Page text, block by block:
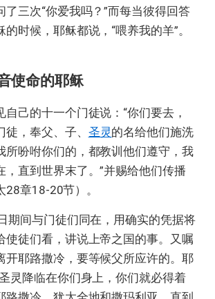
了三次“你爱我吗？”而每当彼得回答
时候，耶稣都说，“喂养我的羊”。
使命的耶稣
自己的十一个门徒说：“你们要去，
，奉父、子、 圣灵的名给他们施洗
所吩咐你们的，都教训他们遵守，我
，直到世界末了。”并赐给他们传播
28章18-20节）。
期间与门徒们同在，用确实的凭据将
使徒们看，讲说上帝之国的事。又嘱
开耶路撒冷，要等候父所应许的。耶
灵降临在你们身上，你们就必得着